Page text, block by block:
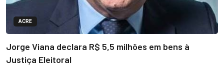
ACRE
Jorge Viana declara R$ 5,5 milhões em bens à
Justiça Eleitoral